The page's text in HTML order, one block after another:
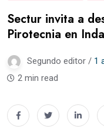
Sectur invita a
Pirotecnia en
Segundo editor / 1
2 min read